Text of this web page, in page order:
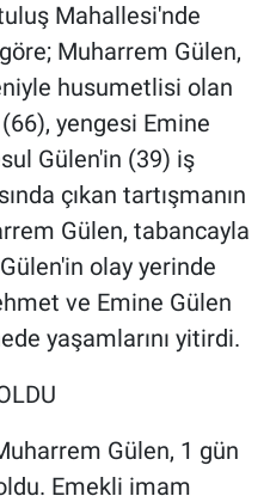
Mahallesi'nde
Muharrem Gülen,
husumetlisi olan
yengesi Emine
Gülen'in (39) iş
çıkan tartışmanın
Gülen, tabancayla
olay yerinde
ve Emine Gülen
yaşamlarını yitirdi.
Gülen, 1 gün
Emekli imam